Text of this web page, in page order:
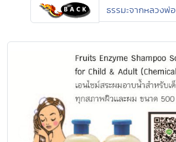
ธรรมะจากหลวงพ่อ